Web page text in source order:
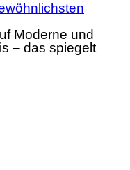
Moderne und
– das spiegelt